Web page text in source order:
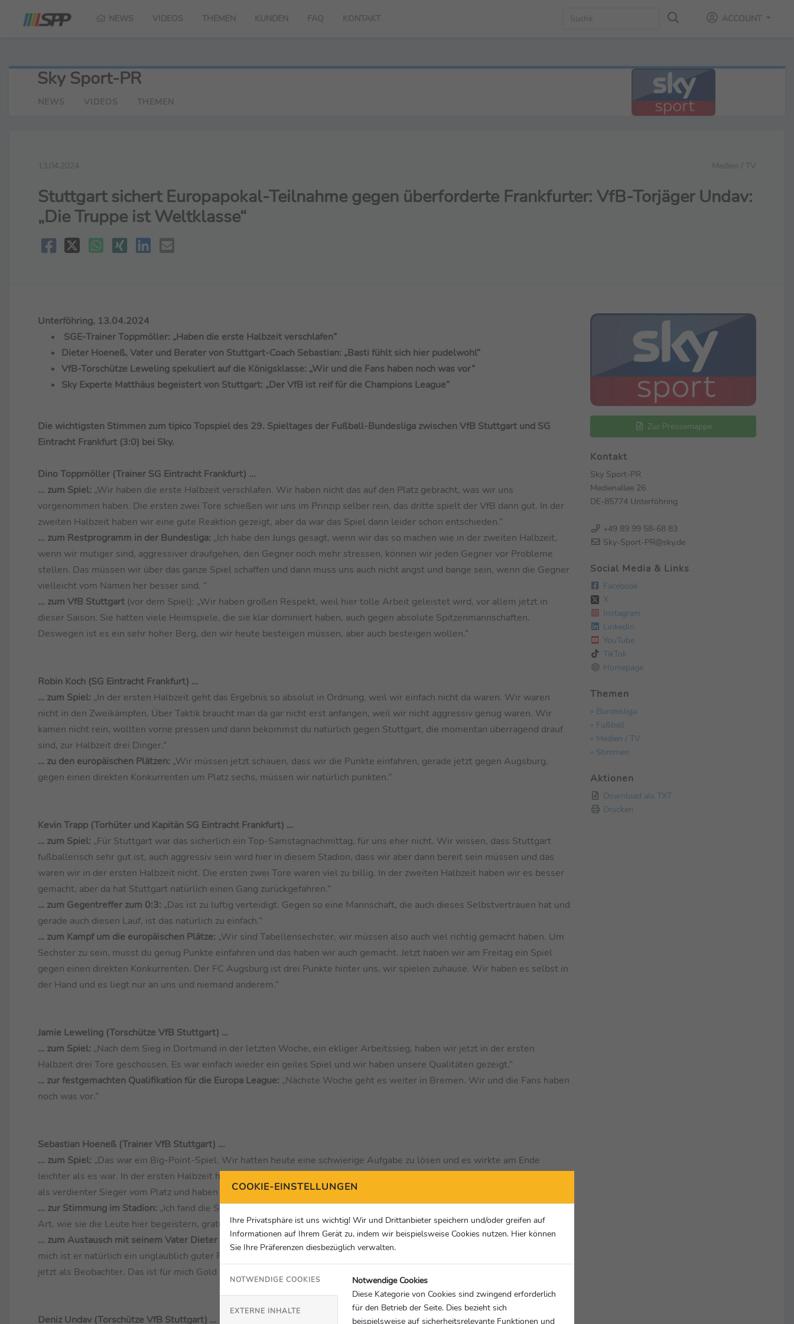
NEWS VIDEOS THEMEN KUNDEN FAQ KONTAKT ACCOUNT
Sky Sport-PR
NEWS VIDEOS THEMEN
13.04.2024 Medien / TV
Stuttgart sichert Europapokal-Teilnahme gegen überforderte Frankfurter: VfB-Torjäger Undav:
„Die Truppe ist Weltklasse“
Unterföhring, 13.04.2024
SGE-Trainer Toppmöller: „Haben die erste Halbzeit verschlafen“
Dieter Hoeneß, Vater und Berater von Stuttgart-Coach Sebastian: „Basti fühlt sich hier pudelwohl“
VfB-Torschütze Leweling spekuliert auf die Königsklasse: „Wir und die Fans haben noch was vor“
Sky Experte Matthäus begeistert von Stuttgart: „Der VfB ist reif für die Champions League“
Die wichtigsten Stimmen zum tipico Topspiel des 29. Spieltages der Fußball-Bundesliga zwischen VfB Stuttgart und SG
Eintracht Frankfurt (3:0) bei Sky.
Dino Toppmöller (Trainer SG Eintracht Frankfurt) ...
... zum Spiel: „Wir haben die erste Halbzeit verschlafen. Wir haben nicht das auf den Platz gebracht, was wir uns
vorgenommen haben. Die ersten zwei Tore schießen wir uns im Prinzip selber rein, das dritte spielt der VfB dann gut. In der
zweiten Halbzeit haben wir eine gute Reaktion gezeigt, aber da war das Spiel dann leider schon entschieden.“
... zum Restprogramm in der Bundesliga: „Ich habe den Jungs gesagt, wenn wir das so machen wie in der zweiten Halbzeit,
wenn wir mutiger sind, aggressiver draufgehen, den Gegner noch mehr stressen, können wir jeden Gegner vor Probleme
stellen. Das müssen wir über das ganze Spiel schaffen und dann muss uns auch nicht angst und bange sein, wenn die Gegner
vielleicht vom Namen her besser sind. “
... zum VfB Stuttgart (vor dem Spiel): „Wir haben großen Respekt, weil hier tolle Arbeit geleistet wird, vor allem jetzt in
dieser Saison. Sie hatten viele Heimspiele, die sie klar dominiert haben, auch gegen absolute Spitzenmannschaften.
Deswegen ist es ein sehr hoher Berg, den wir heute besteigen müssen, aber auch besteigen wollen.“
Robin Koch (SG Eintracht Frankfurt) …
… zum Spiel: „In der ersten Halbzeit geht das Ergebnis so absolut in Ordnung, weil wir einfach nicht da waren. Wir waren
nicht in den Zweikämpfen. Über Taktik braucht man da gar nicht erst anfangen, weil wir nicht aggressiv genug waren. Wir
kamen nicht rein, wollten vorne pressen und dann bekommst du natürlich gegen Stuttgart, die momentan überragend drauf
sind, zur Halbzeit drei Dinger.“
… zu den europäischen Plätzen: „Wir müssen jetzt schauen, dass wir die Punkte einfahren, gerade jetzt gegen Augsburg,
gegen einen direkten Konkurrenten um Platz sechs, müssen wir natürlich punkten.“
Kevin Trapp (Torhüter und Kapitän SG Eintracht Frankfurt) …
… zum Spiel: „Für Stuttgart war das sicherlich ein Top-Samstagnachmittag, für uns eher nicht. Wir wissen, dass Stuttgart
fußballerisch sehr gut ist, auch aggressiv sein wird hier in diesem Stadion, dass wir aber dann bereit sein müssen und das
waren wir in der ersten Halbzeit nicht. Die ersten zwei Tore waren viel zu billig. In der zweiten Halbzeit haben wir es besser
gemacht, aber da hat Stuttgart natürlich einen Gang zurückgefahren.“
… zum Gegentreffer zum 0:3: „Das ist zu luftig verteidigt. Gegen so eine Mannschaft, die auch dieses Selbstvertrauen hat und
gerade auch diesen Lauf, ist das natürlich zu einfach.“
… zum Kampf um die europäischen Plätze: „Wir sind Tabellensechster, wir müssen also auch viel richtig gemacht haben. Um
Sechster zu sein, musst du genug Punkte einfahren und das haben wir auch gemacht. Jetzt haben wir am Freitag ein Spiel
gegen einen direkten Konkurrenten. Der FC Augsburg ist drei Punkte hinter uns, wir spielen zuhause. Wir haben es selbst in
der Hand und es liegt nur an uns und niemand anderem.“
Jamie Leweling (Torschütze VfB Stuttgart) …
… zum Spiel: „Nach dem Sieg in Dortmund in der letzten Woche, ein ekliger Arbeitssieg, haben wir jetzt in der ersten
Halbzeit drei Tore geschossen. Es war einfach wieder ein geiles Spiel und wir haben unsere Qualitäten gezeigt.“
… zur festgemachten Qualifikation für die Europa League: „Nächste Woche geht es weiter in Bremen. Wir und die Fans haben
noch was vor.“
Sebastian Hoeneß (Trainer VfB Stuttgart) ...
... zum Spiel: „Das war ein Big-Point-Spiel. Wir hatten heute eine schwierige Aufgabe zu lösen und es wirkte am Ende
leichter als es war. In der ersten Halbzeit haben wir unglaubliche Effektivität und Gefahr im Umschalten gezeigt. Wir gehen
als verdienter Sieger vom Platz und haben jetzt nochmal einen richtig wichtigen und großen Schritt gemacht.“
... zur Stimmung im Stadion: „Ich fand die Stimmung heute außergewöhnlich. Ich habe der Mannschaft für das Spiel und für die
Art, wie sie die Leute hier begeistern, gratuliert.“
... zum Austausch mit seinem Vater Dieter Hoeneß(vor dem Spiel): „Sehr eng - war schon immer so, wird immer so sein. Für
mich ist er natürlich ein unglaublich guter Ratgeber. Er kennt das Geschäft in und auswendig – als Spieler, als Manager oder
jetzt als Beobachter. Das ist für mich Gold wert.“
Deniz Undav (Torschütze VfB Stuttgart) …
Zur Pressemappe
Kontakt
Sky Sport-PR
Medienallee 26
DE-85774 Unterföhring
+49 89 99 58-68 83
Sky-Sport-PR@sky.de
Social Media & Links
Facebook
X
Instagram
LinkedIn
YouTube
TikTok
Homepage
Themen
» Bundesliga
» Fußball
» Medien / TV
» Stimmen
Aktionen
Download als TXT
Drucken
COOKIE-EINSTELLUNGEN
Ihre Privatsphäre ist uns wichtig! Wir und Drittanbieter speichern und/oder greifen auf
Informationen auf Ihrem Gerät zu, indem wir beispielsweise Cookies nutzen. Hier können
Sie Ihre Präferenzen diesbezüglich verwalten.
NOTWENDIGE COOKIES
EXTERNE INHALTE
Notwendige Cookies
Diese Kategorie von Cookies sind zwingend erforderlich
für den Betrieb der Seite. Dies bezieht sich
beispielsweise auf sicherheitsrelevante Funktionen und